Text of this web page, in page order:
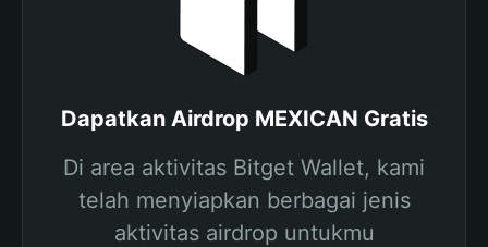
Dapatkan Airdrop MEXICAN Gratis
Di area aktivitas Bitget Wallet, kami
telah menyiapkan berbagai jenis
aktivitas airdrop untukmu